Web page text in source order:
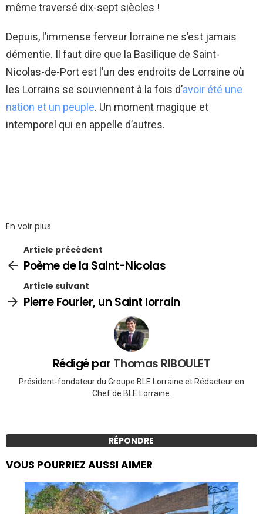
même traversé dix-sept siècles !
Depuis, l’immense ferveur lorraine ne s’est jamais
démentie. Il faut dire que la Basilique de Saint-
Nicolas-de-Port est l’un des endroits de Lorraine où
les Lorrains se souviennent à la fois d’avoir été une
nation et un peuple. Un moment magique et
intemporel qui en appelle d’autres.
En voir plus
Article précédent
Poème de la Saint-Nicolas
Article suivant
Pierre Fourier, un Saint lorrain
Rédigé par Thomas RIBOULET
Président-fondateur du Groupe BLE Lorraine et Rédacteur en
Chef de BLE Lorraine.
RÉPONDRE
VOUS POURRIEZ AUSSI AIMER